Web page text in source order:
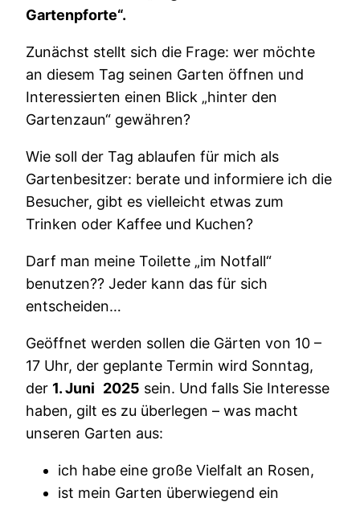
Gartenpforte“.
Zunächst stellt sich die Frage: wer möchte
an diesem Tag seinen Garten öffnen und
Interessierten einen Blick „hinter den
Gartenzaun“ gewähren?
Wie soll der Tag ablaufen für mich als
Gartenbesitzer: berate und informiere ich die
Besucher, gibt es vielleicht etwas zum
Trinken oder Kaffee und Kuchen?
Darf man meine Toilette „im Notfall“
benutzen?? Jeder kann das für sich
entscheiden…
Geöffnet werden sollen die Gärten von 10 –
17 Uhr, der geplante Termin wird Sonntag,
der 1. Juni 2025 sein. Und falls Sie Interesse
haben, gilt es zu überlegen – was macht
unseren Garten aus:
ich habe eine große Vielfalt an Rosen,
ist mein Garten überwiegend ein